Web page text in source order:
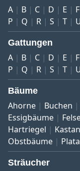
A B C D E F
P
Q R S T
Gattungen
A B C D E F
P
Q R S T
Bäume
Ahorne Buchen
Essigbäume
Hartriegel
Obstbäume
Sträucher